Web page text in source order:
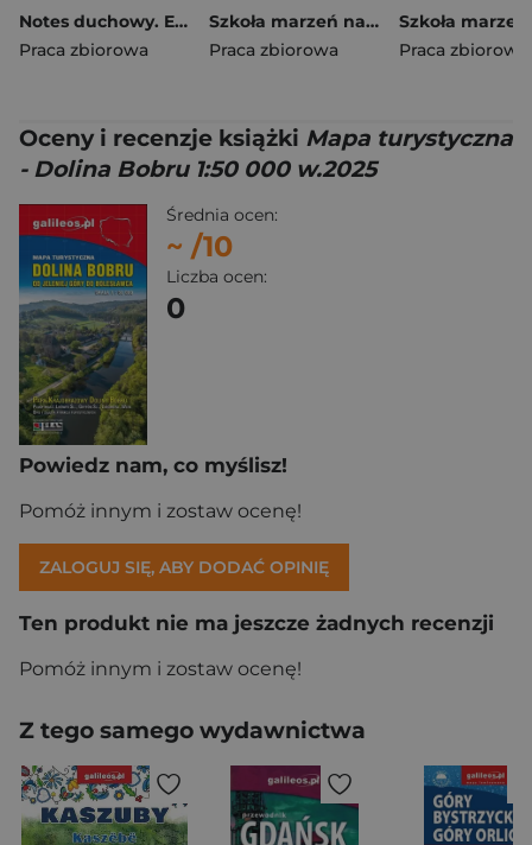
Notes duchowy. Ewangelia wg. Marka
Praca zbiorowa
Szkoła marzeń na TAK SP 1 podr. cz.2
Praca zbiorowa
Praca zbiorowa
Oceny i recenzje książki Mapa turystyczna
- Dolina Bobru 1:50 000 w.2025
Średnia ocen:
~ /10
Liczba ocen:
0
Powiedz nam, co myślisz!
Pomóż innym i zostaw ocenę!
ZALOGUJ SIĘ, ABY DODAĆ OPINIĘ
Ten produkt nie ma jeszcze żadnych recenzji
Pomóż innym i zostaw ocenę!
Z tego samego wydawnictwa